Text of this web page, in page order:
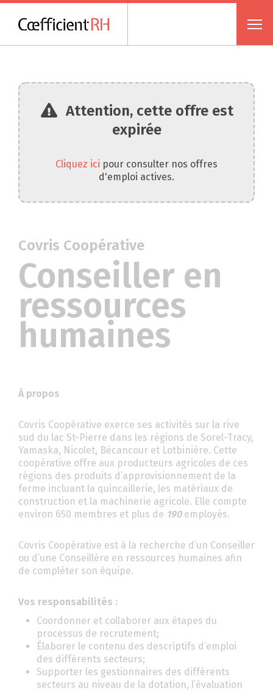
Attention, cette offre est
expirée
Cliquez ici pour consulter nos offres
d'emploi actives.
Covris Coopérative
Conseiller en
ressources
humaines
À propos
Covris Coopérative exerce ses activités sur la rive
sud du lac St-Pierre dans les régions de Sorel-Tracy,
Yamaska, Nicolet, Bécancour et Lotbinière. Cette
coopérative offre aux producteurs agricoles de ces
régions des produits d’approvisionnement de la
ferme incluant la quincaillerie, les matériaux de
construction et la machinerie agricole. Elle compte
environ 650 membres et plus de 190employés.
Covris Coopérative est à la recherche d’un Conseiller
ou d’une Conseillère en ressources humaines afin
de compléter son équipe.
Vos responsabilités :
Coordonner et collaborer aux étapes du
processus de recrutement;
Élaborer le contenu des descriptifs d’emploi
des différents secteurs;
Supporter les gestionnaires des différents
secteurs au niveau de la dotation, l’évaluation